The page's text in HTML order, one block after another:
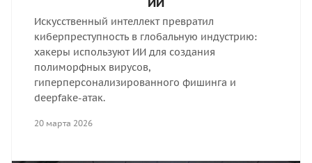
Искусственный интеллект превратил
киберпреступность в глобальную индустрию:
хакеры используют ИИ для создания
полиморфных вирусов,
гиперперсонализированного фишинга и
deepfake-атак.
20 марта 2026